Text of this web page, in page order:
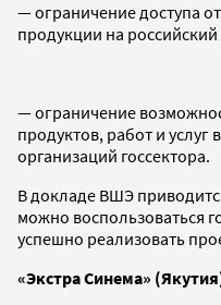
— ограничение доступа
продукции на
— ограничение
продуктов, работ и услуг
организаций госсектора.
В докладе ВШЭ
можно воспользоваться
успешно реализовать
«Экстра Синема»